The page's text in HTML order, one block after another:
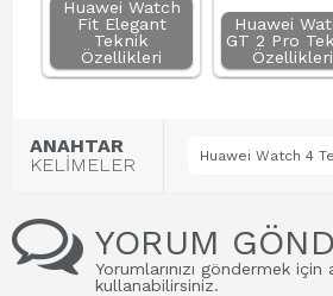
Huawei Watch
Fit Elegant
Teknik
Özellikleri
Huawei
GT 2 Pro
Özellikleri
ANAHTAR
KELİMELER
Huawei Watch 4
YORUM
Yorumlarınızı göndermek için
kullanabilirsiniz.